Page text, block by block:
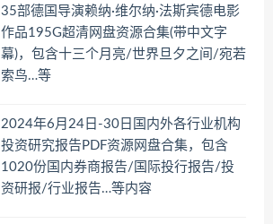
35部德国导演赖纳·维尔纳·法斯宾德电影
作品195G超清网盘资源合集(带中文字
幕)，包含十三个月亮/世界旦夕之间/宛若
索鸟…等
2024年6月24日-30日国内外各行业机构
投资研究报告PDF资源网盘合集，包含
1020份国内券商报告/国际投行报告/投
资研报/行业报告…等内容